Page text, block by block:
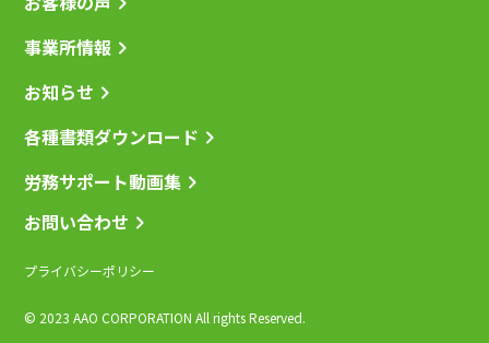
事業所情報
お知らせ
各種書類ダウンロード
労務サポート動画集
お問い合わせ
プライバシーポリシー
© 2023 AAO CORPORATION All rights Reserved.